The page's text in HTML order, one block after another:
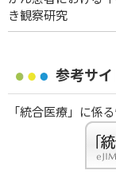
き観察研究
参考サイ
「統合医療」に係